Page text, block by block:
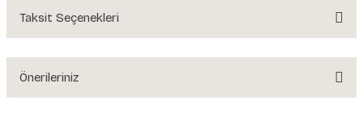
Ürün hakkında henüz soru sorulmamış.
Taksit Seçenekleri
Önerileriniz